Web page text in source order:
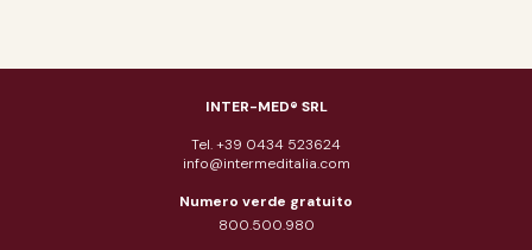
INTER-MED® SRL
Tel. +39 0434 523624
info@intermeditalia.com
Numero verde gratuito
800.500.980